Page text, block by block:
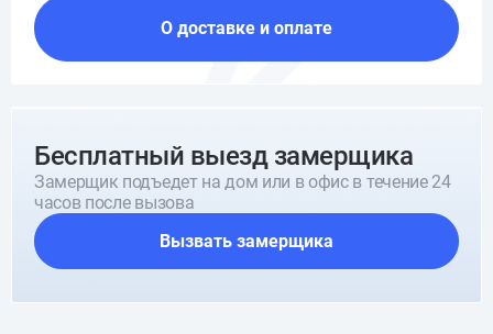
О доставке и оплате
Бесплатный выезд замерщика
Замерщик подъедет на дом или в офис в течение 24
часов после вызова
Вызвать замерщика